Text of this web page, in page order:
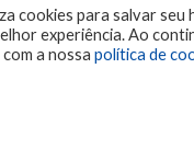
cookies para salvar seu
experiência. Ao
a nossa política de